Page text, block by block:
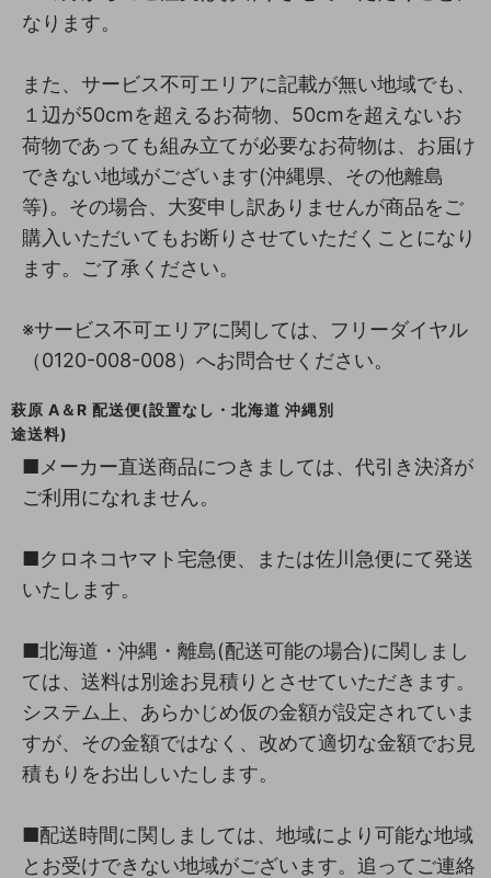
なります。
また、サービス不可エリアに記載が無い地域でも、
１辺が50cmを超えるお荷物、50cmを超えないお
荷物であっても組み立てが必要なお荷物は、お届け
できない地域がございます(沖縄県、その他離島
等)。その場合、大変申し訳ありませんが商品をご
購入いただいてもお断りさせていただくことになり
ます。ご了承ください。
※サービス不可エリアに関しては、フリーダイヤル
（0120-008-008）へお問合せください。
萩原 A＆R 配送便(設置なし・北海道 沖縄別
途送料)
■メーカー直送商品につきましては、代引き決済が
ご利用になれません。
■クロネコヤマト宅急便、または佐川急便にて発送
いたします。
■北海道・沖縄・離島(配送可能の場合)に関しまし
ては、送料は別途お見積りとさせていただきます。
システム上、あらかじめ仮の金額が設定されていま
すが、その金額ではなく、改めて適切な金額でお見
積もりをお出しいたします。
■配送時間に関しましては、地域により可能な地域
とお受けできない地域がございます。追ってご連絡